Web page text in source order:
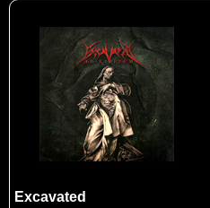
Excavated